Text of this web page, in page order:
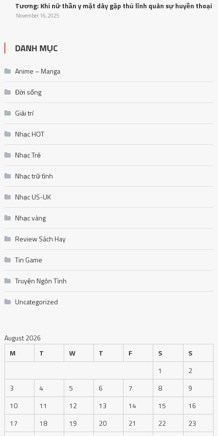
Tương: Khi nữ thần y mặt dày gặp thủ lĩnh quân sự huyền thoại
November 16, 2025
DANH MỤC
Anime – Manga
Đời sống
Giải trí
Nhạc HOT
Nhạc Trẻ
Nhạc trữ tình
Nhạc US-UK
Nhạc vàng
Review Sách Hay
Tin Game
Truyện Ngôn Tình
Uncategorized
August 2026
M
T W T F S
S
1
2
3
4 5 6 7 8
9
10
11 12 13 14 15
16
17
18 19 20 21 22
23